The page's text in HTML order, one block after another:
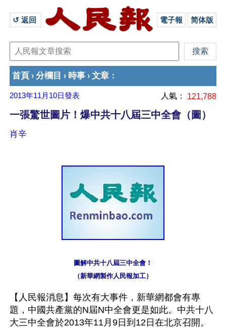
↺ 返回 電子報 简体版
首頁 › 分欄目 › 時事 › 文章 ：
2013年11月10日發表 人氣： 121,788
一張驚世圖片！爆中共十八屆三中全會（圖）
肖辛
圖解中共十八屆三中全會！
（新華網製作人民報加工）
【人民報消息】每次有大事件，新華網都會有專
題，中國共產黨的N屆N中全會更是如此。中共十八
大三中全會於2013年11月9日到12日在北京召開。